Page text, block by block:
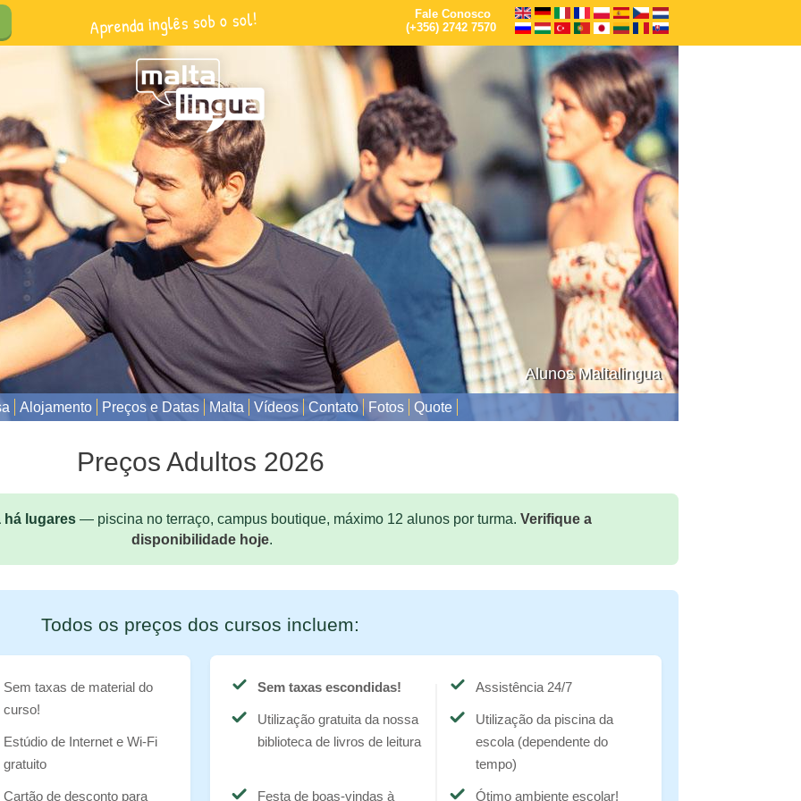
Aprenda inglês sob o sol!
Fale Conosco
(+356) 2742 7570
Alojamento Preços e Datas Malta Vídeos Contato Fotos Quote
Alunos Maltalingua
Preços Adultos 2026
há lugares — piscina no terraço, campus boutique, máximo 12 alunos por turma.Verifique a
disponibilidade hoje.
Todos os preços dos cursos incluem:
Sem taxas de material do
curso!
Estúdio de Internet e Wi-Fi
gratuito
Cartão de desconto para
Sem taxas escondidas! Assistência 24/7
Utilização gratuita da nossa
biblioteca de livros de leitura
Utilização da piscina da
escola (dependente do
tempo)
Festa de boas-vindas à
Ótimo ambiente escolar!